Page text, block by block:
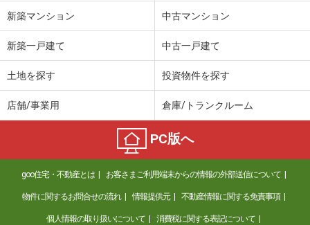
茨城県取手市白山２
5.60万円
茨城県つくば市高野
5.40万円
住 所
茨城県つくば市高野
専有面積 46.94m²
間取り
1LDK
茨城県結城市大字結城
新築マンション 中古マンション
新築一戸建て 中古一戸建て
土地を探す 投資物件を探す
店舗/事業用 倉庫/トランクルーム
PC版へ
goo住宅・不動産とは お客さまご利用端末からの情報の外部送信について
物件に関するお問合せの流れ 情報提供元 不動産情報に関する免責事項
個人情報の取り扱いについて 消費税に関する表記について